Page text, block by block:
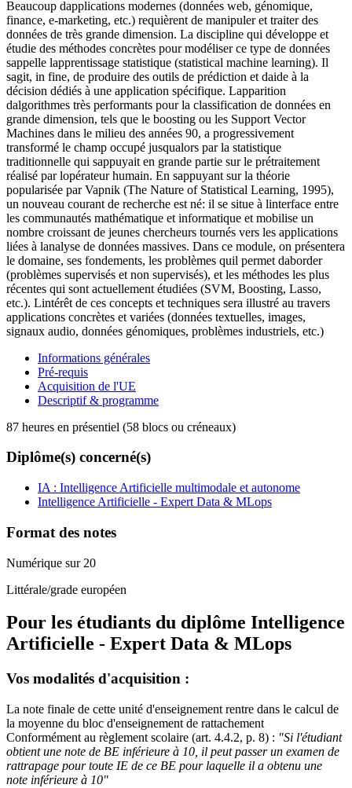
Beaucoup dapplications modernes (données web, génomique,
finance, e-marketing, etc.) requièrent de manipuler et traiter des
données de très grande dimension. La discipline qui développe et
étudie des méthodes concrètes pour modéliser ce type de données
sappelle lapprentissage statistique (statistical machine learning). Il
sagit, in fine, de produire des outils de prédiction et daide à la
décision dédiés à une application spécifique. Lapparition
dalgorithmes très performants pour la classification de données en
grande dimension, tels que le boosting ou les Support Vector
Machines dans le milieu des années 90, a progressivement
transformé le champ occupé jusqualors par la statistique
traditionnelle qui sappuyait en grande partie sur le prétraitement
réalisé par lopérateur humain. En sappuyant sur la théorie
popularisée par Vapnik (The Nature of Statistical Learning, 1995),
un nouveau courant de recherche est né: il se situe à linterface entre
les communautés mathématique et informatique et mobilise un
nombre croissant de jeunes chercheurs tournés vers les applications
liées à lanalyse de données massives. Dans ce module, on présentera
le domaine, ses fondements, les problèmes quil permet daborder
(problèmes supervisés et non supervisés), et les méthodes les plus
récentes qui sont actuellement étudiées (SVM, Boosting, Lasso,
etc.). Lintérêt de ces concepts et techniques sera illustré au travers
applications concrètes et variées (données textuelles, images,
signaux audio, données génomiques, problèmes industriels, etc.)
Informations générales
Pré-requis
Acquisition de l'UE
Descriptif & programme
87 heures en présentiel (58 blocs ou créneaux)
Diplôme(s) concerné(s)
IA : Intelligence Artificielle multimodale et autonome
Intelligence Artificielle - Expert Data & MLops
Format des notes
Numérique sur 20
Littérale/grade européen
Pour les étudiants du diplôme Intelligence
Artificielle - Expert Data & MLops
Vos modalités d'acquisition :
La note finale de cette unité d'enseignement rentre dans le calcul de
la moyenne du bloc d'enseignement de rattachement
Conformément au règlement scolaire (art. 4.4.2, p. 8) : "Si l'étudiant
obtient une note de BE inférieure à 10, il peut passer un examen de
rattrapage pour toute IE de ce BE pour laquelle il a obtenu une
note inférieure à 10"